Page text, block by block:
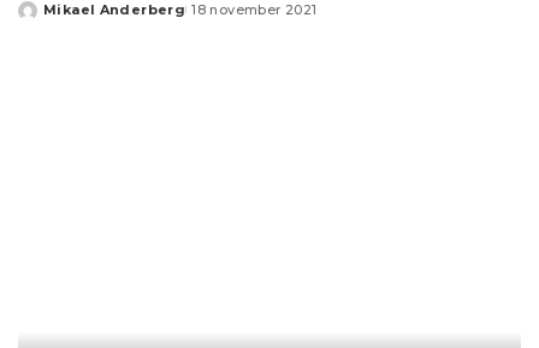
Posted
Mikael Anderberg 18 november 2021